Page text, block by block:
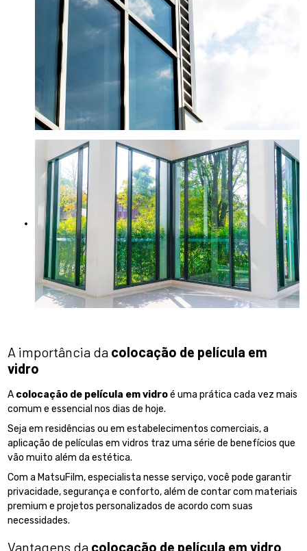
A importância da colocação de película em
vidro
A colocação de película em vidroé uma prática cada vez mais
comum e essencial nos dias de hoje.
Seja em residências ou em estabelecimentos comerciais, a
aplicação de películas em vidros traz uma série de benefícios que
vão muito além da estética.
Com a MatsuFilm, especialista nesse serviço, você pode garantir
privacidade, segurança e conforto, além de contar com materiais
premium e projetos personalizados de acordo com suas
necessidades.
Vantagens da colocação de película em vidro